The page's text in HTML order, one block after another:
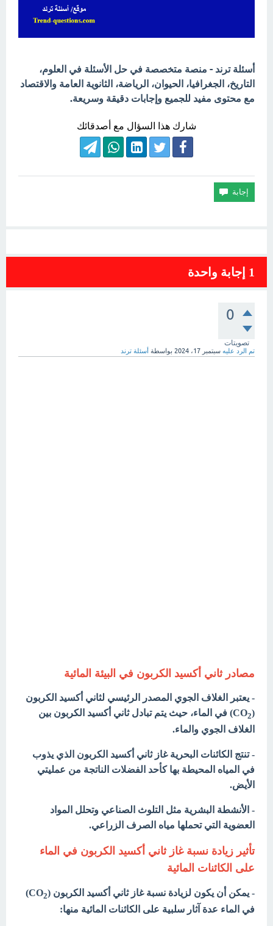
أسئلة ترند - منصة متخصصة في حل الأسئلة في العلوم،
التاريخ، الجغرافيا، الحيوان، الرياضة، الثانوية العامة والاقتصاد
مع محتوى مفيد للجميع وإجابات دقيقة وسريعة.
شارك هذا السؤال مع أصدقائك
1 إجابة واحدة
0
تصويتات
تم الرد عليه سبتمبر 17، 2024 بواسطة أسئلة ترند
مصادر ثاني أكسيد الكربون في البيئة المائية
- يعتبر الغلاف الجوي المصدر الرئيسي لثاني أكسيد الكربون
(CO
2
) في الماء، حيث يتم تبادل ثاني أكسيد الكربون بين
الغلاف الجوي والماء.
- تنتج الكائنات البحرية غاز ثاني أكسيد الكربون الذي يذوب
في المياه المحيطة بها كأحد الفضلات الناتجة من عمليتي
الأيض.
- الأنشطة البشرية مثل التلوث الصناعي وتحلل المواد
العضوية التي تحملها مياه الصرف الزراعي.
تأثير زيادة نسبة غاز ثاني أكسيد الكربون في الماء
على الكائنات المائية
- يمكن أن يكون لزيادة نسبة غاز ثاني أكسيد الكربون (CO2
)
في الماء عدة آثار سلبية على الكائنات المائية منها: